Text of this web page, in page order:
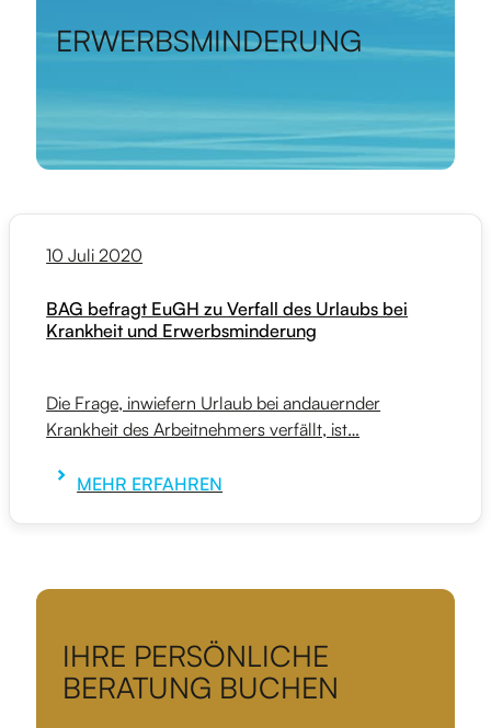
ERWERBSMINDERUNG
10 Juli 2020
BAG befragt EuGH zu Verfall des Urlaubs bei
Krankheit und Erwerbsminderung
Die Frage, inwiefern Urlaub bei andauernder
Krankheit des Arbeitnehmers verfällt, ist…
MEHR ERFAHREN
IHRE PERSÖNLICHE
BERATUNG BUCHEN